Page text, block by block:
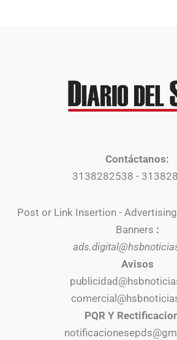
Contáctanos:
3138282538 -
Post or Link Insertion -
Banners :
Avisos
PQR Y